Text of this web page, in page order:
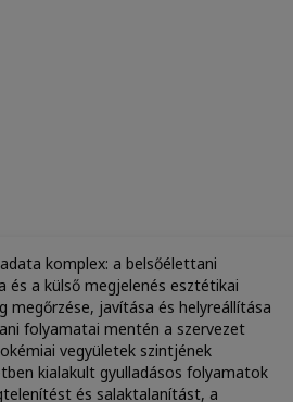
komplex: a belsőélettani
a külső megjelenés esztétikai
megőrzése, javítása és helyreállítása
folyamatai mentén a szervezet
vegyületek szintjének
kialakult gyulladásos folyamatok
és salaktalanítást, a